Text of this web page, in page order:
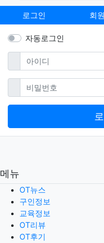
로그인 회
자동로그인
아이디필수
비밀번호필수
메뉴
OT뉴스
구인정보
교육정보
OT리뷰
OT후기